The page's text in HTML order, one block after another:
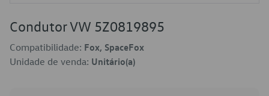
Condutor VW 5Z0819895
Compatibilidade: Fox, SpaceFox
Unidade de venda: Unitário(a)